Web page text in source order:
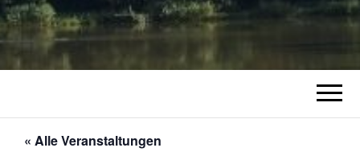
« Alle Veranstaltungen